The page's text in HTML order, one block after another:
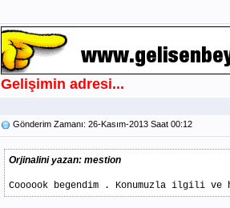
Gelişimin adresi...
Gönderim Zamanı: 26-Kasım-2013 Saat 00:12
Orjinalini yazan: mestion
Coooook begendim . Konumuzla ilgili